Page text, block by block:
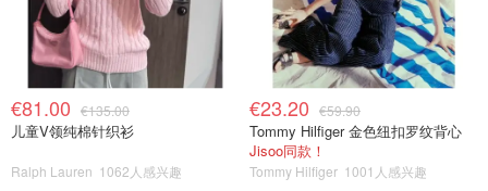
€81.00 €135.00
儿童V领纯棉针织衫
Ralph Lauren 1062人感兴趣
€23.20 €59.90
Tommy Hilfiger 金色纽扣罗纹背心
Jisoo同款！
Tommy Hilfiger 1001人感兴趣